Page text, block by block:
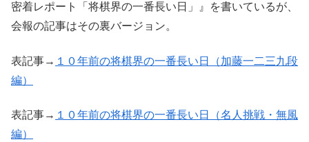
密着レポート「将棋界の一番長い日」』を書いているが、
会報の記事はその裏バージョン。
表記事→ １０年前の将棋界の一番長い日（加藤一二三九段
編）
表記事→ １０年前の将棋界の一番長い日（名人挑戦・無風
編）